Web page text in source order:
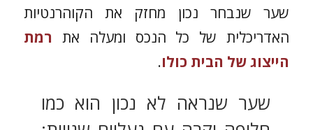
שער שנבחר נכון מחזק את הקוהרנטיות
האדריכלית של כל הנכס ומעלה את רמת
הייצוג של הבית כולו.
שער שנראה לא נכון הוא כמו